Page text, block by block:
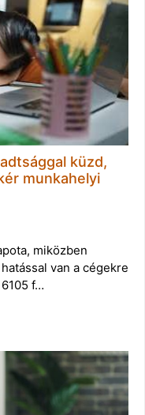
küzd,
munkahelyi
miközben
van a cégekre
f…